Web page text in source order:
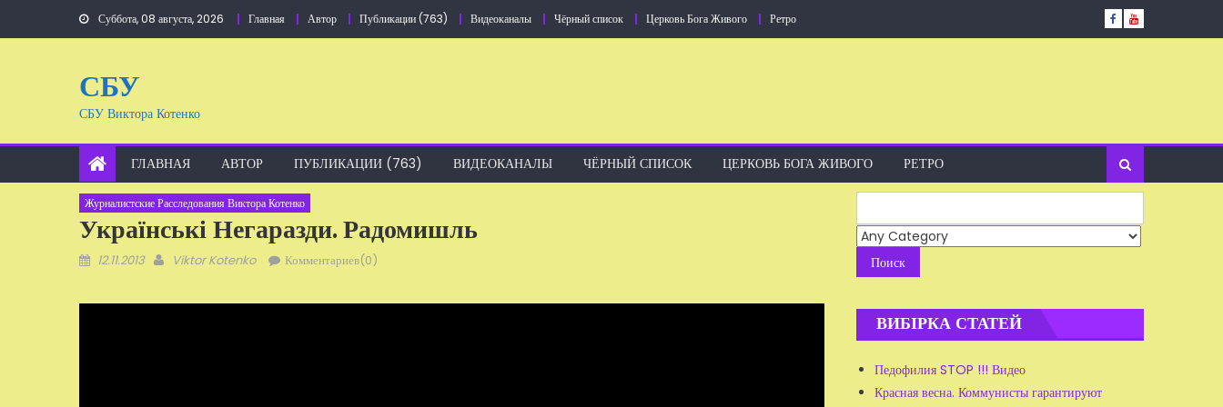
Суббота, 08 августа, 2026 Главная Автор Публикации (763) Видеоканалы Чёрный список Церковь Бога Живого Ретро
СБУ
СБУ Виктора Котенко
ГЛАВНАЯ АВТОР ПУБЛИКАЦИИ (763) ВИДЕОКАНАЛЫ ЧЁРНЫЙ СПИСОК ЦЕРКОВЬ БОГА ЖИВОГО РЕТРО
Журналистские Расследования Виктора Котенко
Українські Негаразди. Радомишль
Добавлено
12.11.2013 Автор
Viktor Kotenko Комментариев(0)
for:
ВИБІРКА СТАТЕЙ
Педофилия STOP !!! Видео
Красная весна. Коммунисты гарантируют